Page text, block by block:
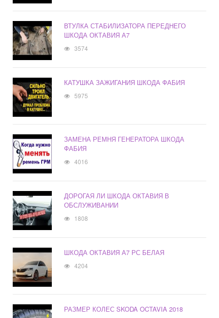
ВТУЛКА СТАБИЛИЗАТОРА ПЕРЕДНЕГО
ШКОДА ОКТАВИЯ А7
3574
КАТУШКА ЗАЖИГАНИЯ ШКОДА ФАБИЯ
5975
ЗАМЕНА РЕМНЯ ГЕНЕРАТОРА ШКОДА
ФАБИЯ
4016
ДОРОГАЯ ЛИ ШКОДА ОКТАВИЯ В
ОБСЛУЖИВАНИИ
1808
ШКОДА ОКТАВИЯ А7 РС БЕЛАЯ
4204
РАЗМЕР КОЛЕС SKODA OCTAVIA 2018